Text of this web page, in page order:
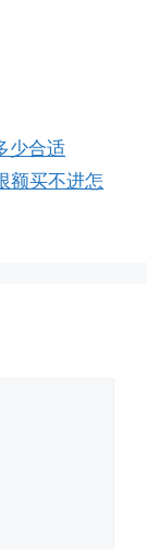
少合适
额买不进怎